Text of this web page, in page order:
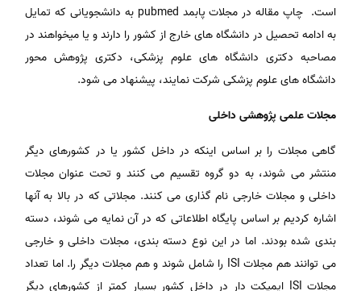
است. چاپ مقاله در مجلات پابمد pubmed به دانشجویانی که تمایل
به ادامه تحصیل در دانشگاه های خارج از کشور را دارند و یا میخواهند در
مصاحبه دکتری دانشگاه های علوم پزشکی، دکتری پژوهش محور
دانشگاه های علوم پزشکی شرکت نمایند، پیشنهاد می شود.
مجلات علمی پژوهشی داخلی
گاهی مجلات را بر اساس اینکه در داخل کشور یا در کشورهای دیگر
منتشر می شوند، به دو گروه تقسیم می کنند و تحت عنوان مجلات
داخلی و مجلات خارجی نام گذاری می کنند. مجلاتی که در بالا به آنها
اشاره کردیم بر اساس پایگاه اطلاعاتی که در آن نمایه می شوند، دسته
بندی شده بودند. اما در این نوع دسته بندی، مجلات داخلی و خارجی
می توانند هم مجلات ISI را شامل شوند و هم مجلات دیگر را. اما تعداد
مجلات ISI ایمپکت دار در داخل کشور بسیار کمتر از کشورهای دیگر